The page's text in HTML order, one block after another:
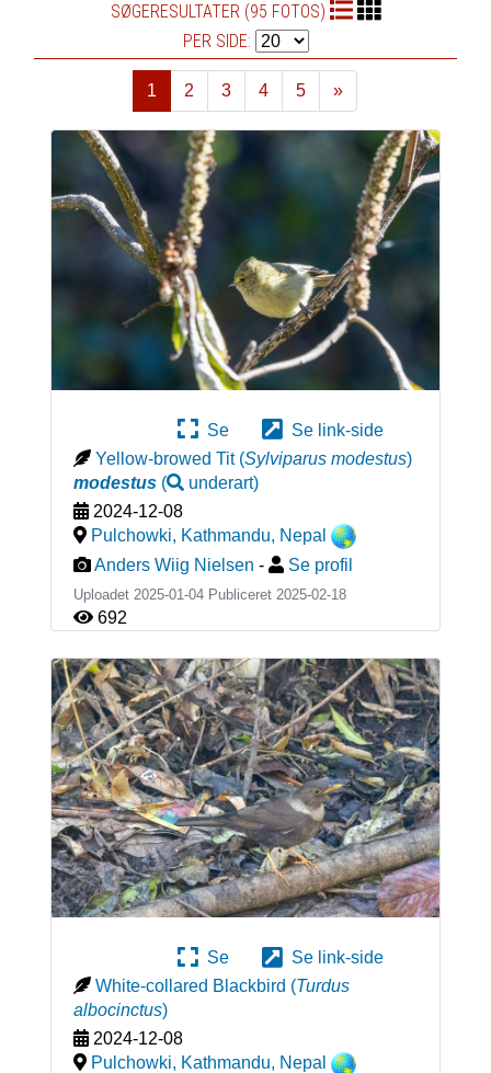
SØGERESULTATER (95 FOTOS)
PER SIDE:
1 2 3 4 5
»
Næste
Se
Se link-side
Yellow-browed Tit (Sylviparus modestus)
modestus( underart)
2024-12-08
Pulchowki, Kathmandu, Nepal
Anders Wiig Nielsen - Se profil
Uploadet 2025-01-04 Publiceret 2025-02-18
692
Se
Se link-side
White-collared Blackbird (Turdus
albocinctus)
2024-12-08
Pulchowki, Kathmandu, Nepal